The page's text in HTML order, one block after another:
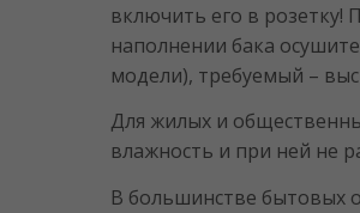
включить его в розетку!
наполнении бака
модели), требуемый –
Для жилых и
влажность и при ней не
В большинстве бытовых